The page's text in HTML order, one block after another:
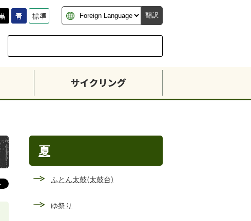
翻訳
夏
ふとん太鼓(太鼓台)
ゆ祭り